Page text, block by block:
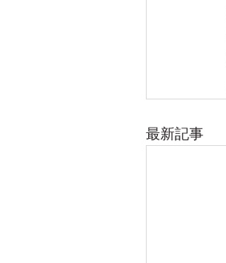
最新記事